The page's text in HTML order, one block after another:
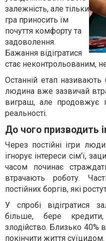
залежність, але тільки
гра приносить їм
почуття комфорту та
задоволення.
Бажання відігратися
стає неконтрольованим,
Останній етап називають
людина вже зазвичай
виграш, але продовжує
реальності.
До чого призводить
Через постійні ігри
ігнорує інтереси сім'ї,
часом починає
втрачають роботу.
постійних боргів, які
У спробі відігратися
більше, бере
злодійство. Близько 40%
покінчити життя суїцидом.